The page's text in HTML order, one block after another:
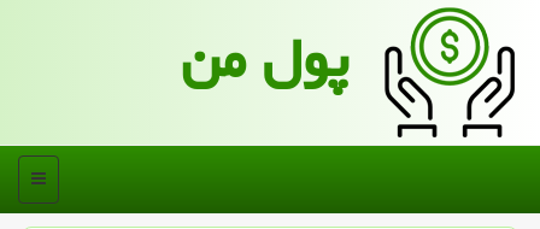
پول من
منو